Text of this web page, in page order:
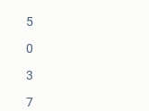
5
0
3
7